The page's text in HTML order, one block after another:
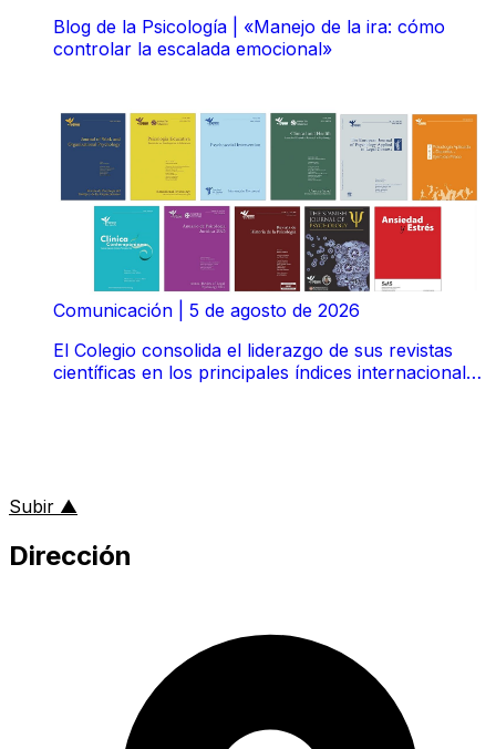
Blog de la Psicología | «Manejo de la ira: cómo
controlar la escalada emocional»
Comunicación
5 de agosto de 2026
El Colegio consolida el liderazgo de sus revistas
científicas en los principales índices internacionales
Subir ▲
Dirección